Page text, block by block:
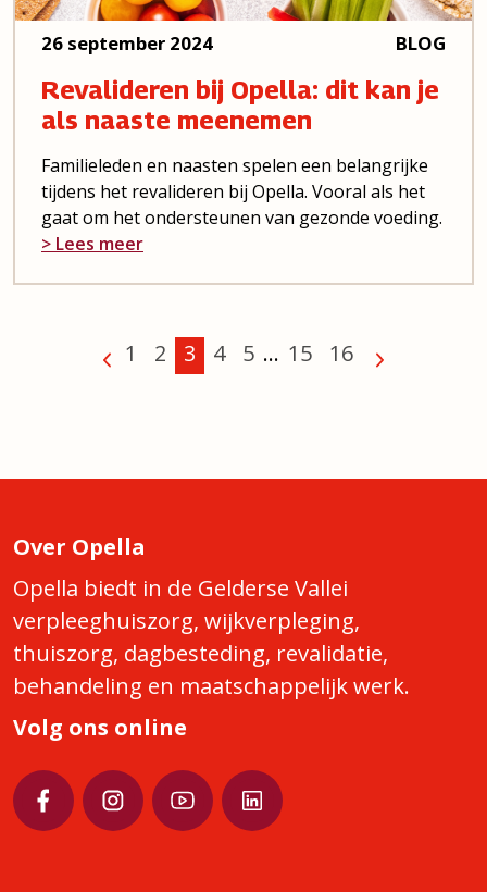
26 september 2024 BLOG
Revalideren bij Opella: dit kan je
als naaste meenemen
Familieleden en naasten spelen een belangrijke
tijdens het revalideren bij Opella. Vooral als het
gaat om het ondersteunen van gezonde voeding.
> Lees meer
1 2 3 4 5 ... 15 16
Over Opella
Opella biedt in de Gelderse Vallei
verpleeghuiszorg, wijkverpleging,
thuiszorg, dagbesteding, revalidatie,
behandeling en maatschappelijk werk.
Volg ons online